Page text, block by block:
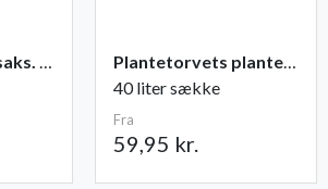
Felco beskærersaks. nr. 2
Plantetorvets plantejord
40 liter sække
Fra
59,95 kr.